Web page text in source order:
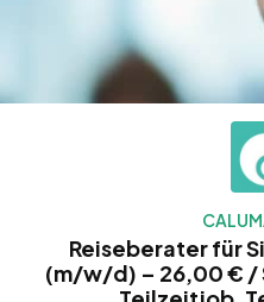
Reiseberater für
(m/w/d) – 26,00 € /